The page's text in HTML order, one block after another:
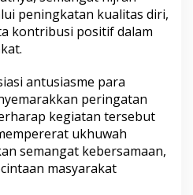
peningkatan kualitas diri,
kontribusi positif dalam
antusiasme para
peringatan
kegiatan tersebut
ukhuwah
semangat kebersamaan,
masyarakat